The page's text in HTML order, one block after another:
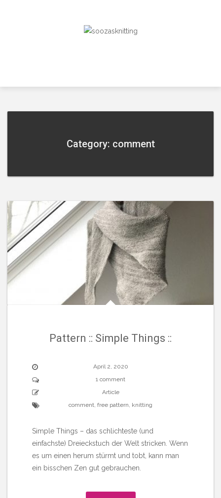
Category: comment
Pattern :: Simple Things ::
April 2, 2020
1 comment
Article
comment, free pattern, knitting
Simple Things – das schlichteste (und
einfachste) Dreieckstuch der Welt stricken. Wenn
es um einen herum stürmt und tobt, kann man
ein bisschen Zen gut gebrauchen.